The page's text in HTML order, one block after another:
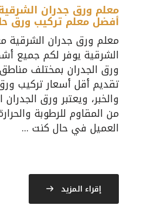
أفضل معلم تركيب ورق
معلم ورق جدران الشرقية
الشرقية يوفر لكم جميع
ورق الجدران بمختلف
تقديم أقل أسعار تركيب
والخبر، ويعتبر ورق
من المقاوم للرطوبة
العميل في حال كنت ...
إقراء المزيد